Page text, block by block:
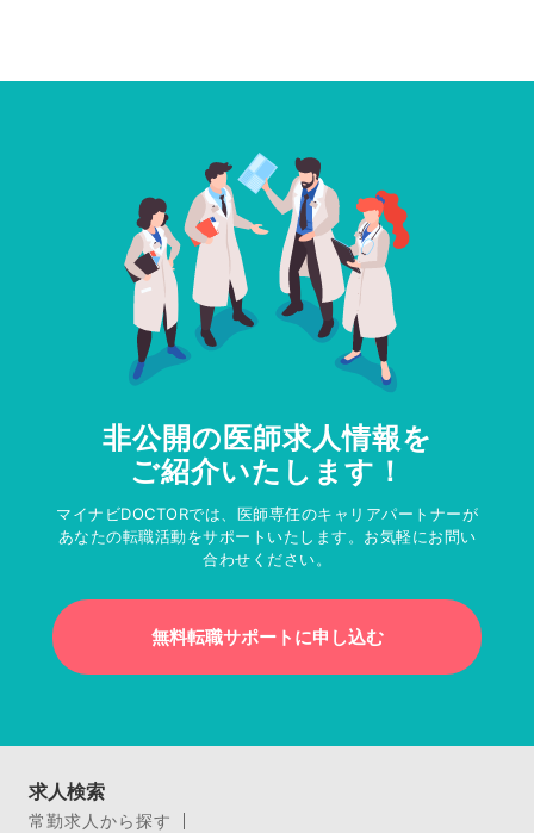
非公開の医師求人情報を
ご紹介いたします！
マイナビDOCTORでは、医師専任のキャリアパートナーが
あなたの転職活動をサポートいたします。お気軽にお問い
合わせください。
無料転職サポートに申し込む
求人検索
常勤求人から探す